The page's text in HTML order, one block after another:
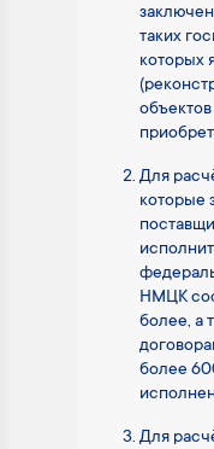
таких
которых
Для
которые
НМЦК
более, а
более
Для